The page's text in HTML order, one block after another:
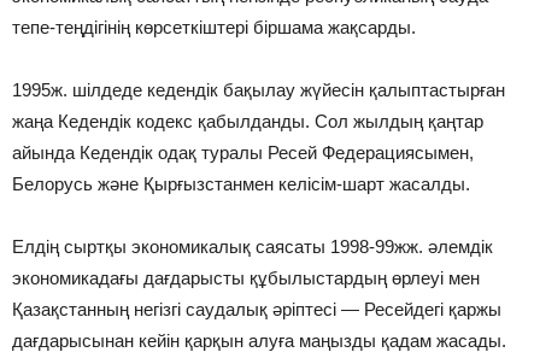
тепе-теңдігінің көрсеткіштері біршама жақсарды.
1995ж. шілдеде кедендік бақылау жүйесін қалыптастырған
жаңа Кедендік кодекс қабылданды. Сол жылдың қаңтар
айында Кедендік одақ туралы Ресей Федерациясымен,
Белорусь және Қырғызстанмен келісім-шарт жасалды.
Елдің сыртқы экономикалық саясаты 1998-99жж. әлемдік
экономикадағы дағдарысты құбылыстардың өрлеуі мен
Қазақстанның негізгі саудалық әріптесі — Ресейдегі қаржы
дағдарысынан кейін қарқын алуға маңызды қадам жасады.